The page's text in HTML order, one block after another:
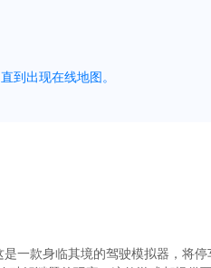
到出现在线地图。
一款身临其境的驾驶模拟器，将